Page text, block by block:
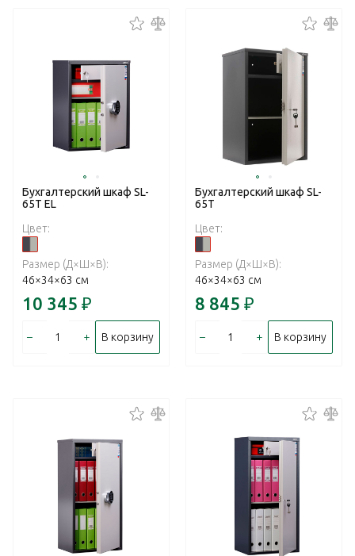
Бухгалтерский шкаф SL-
65T EL
Цвет:
Размер (Д×Ш×В):
46×34×63 см
10 345 ₽
– + В корзину
Бухгалтерский шкаф SL-
65T
Цвет:
Размер (Д×Ш×В):
46×34×63 см
8 845 ₽
– + В корзину